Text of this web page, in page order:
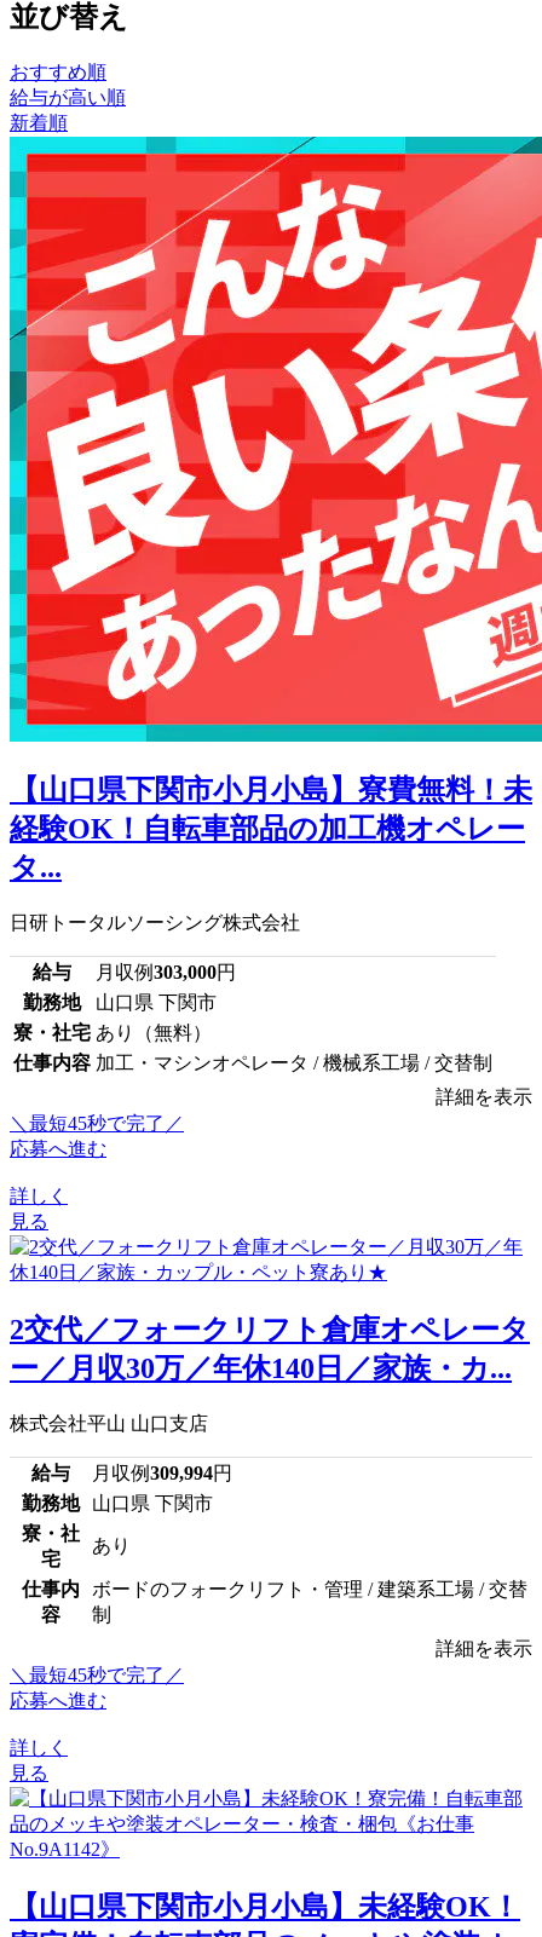
並び替え
おすすめ順
給与が高い順
新着順
【山口県下関市小月小島】寮費無料！未
経験OK！自転車部品の加工機オペレー
タ...
日研トータルソーシング株式会社
給与 月収例303,000円
勤務地
山口県 下関市
寮・社宅 あり（無料）
仕事内容 加工・マシンオペレータ / 機械系工場 / 交替制
詳細を表示
＼最短45秒で完了／
応募へ進む
詳しく
見る
2交代／フォークリフト倉庫オペレータ
ー／月収30万／年休140日／家族・カ...
株式会社平山 山口支店
給与 月収例309,994円
勤務地
山口県 下関市
寮・社
宅
あり
仕事内
容
ボードのフォークリフト・管理 / 建築系工場 / 交替
制
詳細を表示
＼最短45秒で完了／
応募へ進む
詳しく
見る
【山口県下関市小月小島】未経験OK！